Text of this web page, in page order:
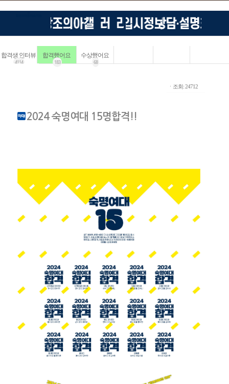
합격생 인터뷰
4114
합격했어요
183
수상했어요
68
ㆍ조회: 24712
2024 숙명여대 15명합격!!